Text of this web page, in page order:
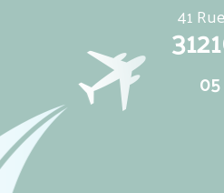
41